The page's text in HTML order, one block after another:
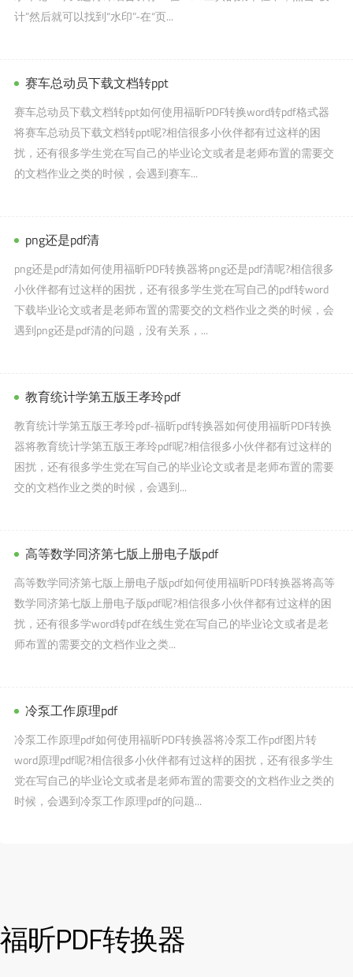
计”然后就可以找到“水印”-在“页...
赛车总动员下载文档转ppt
赛车总动员下载文档转ppt如何使用福昕PDF转换word转pdf格式器
将赛车总动员下载文档转ppt呢?相信很多小伙伴都有过这样的困
扰，还有很多学生党在写自己的毕业论文或者是老师布置的需要交
的文档作业之类的时候，会遇到赛车...
png还是pdf清
png还是pdf清如何使用福昕PDF转换器将png还是pdf清呢?相信很多
小伙伴都有过这样的困扰，还有很多学生党在写自己的pdf转word
下载毕业论文或者是老师布置的需要交的文档作业之类的时候，会
遇到png还是pdf清的问题，没有关系，...
教育统计学第五版王孝玲pdf
教育统计学第五版王孝玲pdf-福昕pdf转换器如何使用福昕PDF转换
器将教育统计学第五版王孝玲pdf呢?相信很多小伙伴都有过这样的
困扰，还有很多学生党在写自己的毕业论文或者是老师布置的需要
交的文档作业之类的时候，会遇到...
高等数学同济第七版上册电子版pdf
高等数学同济第七版上册电子版pdf如何使用福昕PDF转换器将高等
数学同济第七版上册电子版pdf呢?相信很多小伙伴都有过这样的困
扰，还有很多学word转pdf在线生党在写自己的毕业论文或者是老
师布置的需要交的文档作业之类...
冷泵工作原理pdf
冷泵工作原理pdf如何使用福昕PDF转换器将冷泵工作pdf图片转
word原理pdf呢?相信很多小伙伴都有过这样的困扰，还有很多学生
党在写自己的毕业论文或者是老师布置的需要交的文档作业之类的
时候，会遇到冷泵工作原理pdf的问题...
福昕PDF转换器